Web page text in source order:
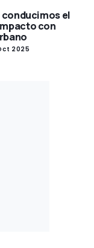
conducimos el
con
2025